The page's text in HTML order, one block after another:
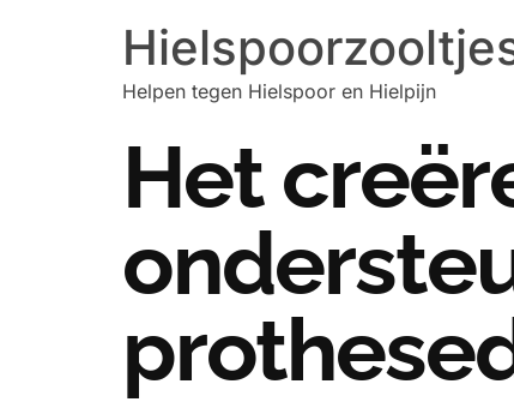
Helpen tegen Hielspoor en Hielpijn
Het